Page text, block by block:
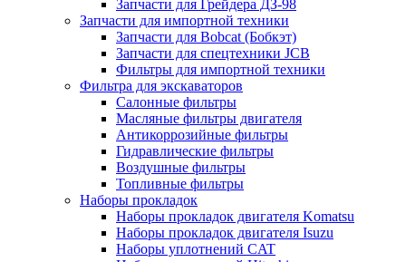
Запчасти для Грейдера ДЗ-98
Запчасти для импортной техники
Запчасти для Bobcat (Бобкэт)
Запчасти для спецтехники JCB
Фильтры для импортной техники
Фильтра для экскаваторов
Салонные фильтры
Масляные фильтры двигателя
Антикоррозийные фильтры
Гидравлические фильтры
Воздушные фильтры
Топливные фильтры
Наборы прокладок
Наборы прокладок двигателя Komatsu
Наборы прокладок двигателя Isuzu
Наборы уплотнений CAT